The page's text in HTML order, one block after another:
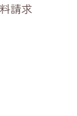
請求